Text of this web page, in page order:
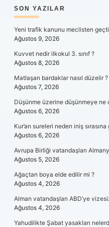
SIDEBAR
SON YAZILAR
Yeni trafik kanunu meclisten
Ağustos 9, 2026
Kuvvet nedir ilkokul 3. sınıf ?
Ağustos 8, 2026
Matlaşan bardaklar nasıl düzelir ?
Ağustos 7, 2026
Düşünme üzerine düşünmeye ne
Ağustos 6, 2026
Kur’an sureleri neden iniş
Ağustos 6, 2026
Avrupa Birliği vatandaşları
Ağustos 5, 2026
Ağaçtan boya elde edilir mi ?
Ağustos 4, 2026
Alman vatandaşları ABD’ye
Ağustos 4, 2026
Yahudilikte Şabat yasakları